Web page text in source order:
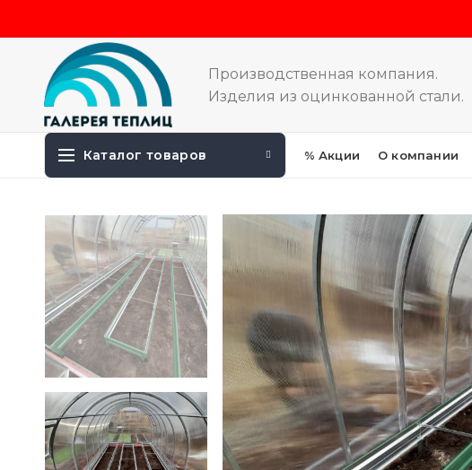
Производственная компания.
Изделия из оцинкованной стали.
Каталог товаров % Акции О компании